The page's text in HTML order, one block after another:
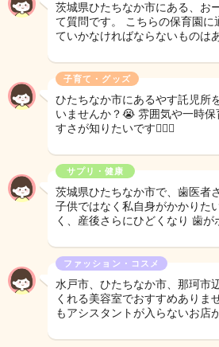
茨城県ひたちなか市にある、お
て質問です。 こちらの保育園に
ていかなければならないものは
子育て・グッズ
ひたちなか市にあるやす託児所
いませんか？😭 雰囲気や一時
すさが知りたいです🙇🏻‍♀️
サプリ・健康
茨城県ひたちなか市で、歯医者
子供ではなく私自身がかかりた
く、産後さらにひどくなり 歯が
ファッション・コスメ
水戸市、ひたちなか市、那珂市
くれる美容室でおすすめありま
もアシスタントが入らないお店